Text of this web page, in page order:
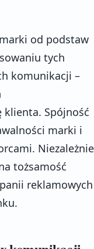
od podstaw
tych
komunikacji –
klienta. Spójność
marki i
Niezależnie
tożsamość
reklamowych